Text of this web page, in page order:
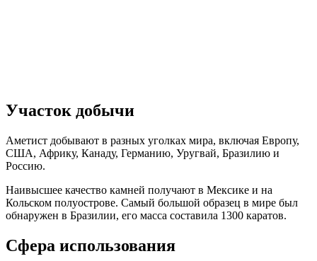
Участок добычи
Аметист добывают в разных уголках мира, включая Европу,
США, Африку, Канаду, Германию, Уругвай, Бразилию и
Россию.
Наивысшее качество камней получают в Мексике и на
Кольском полуострове. Самый большой образец в мире был
обнаружен в Бразилии, его масса составила 1300 каратов.
Сфера использования